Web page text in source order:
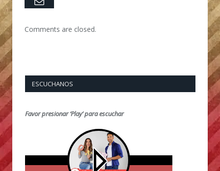
Comments are closed.
ESCUCHANOS
Favor presionar ‘Play’ para escuchar